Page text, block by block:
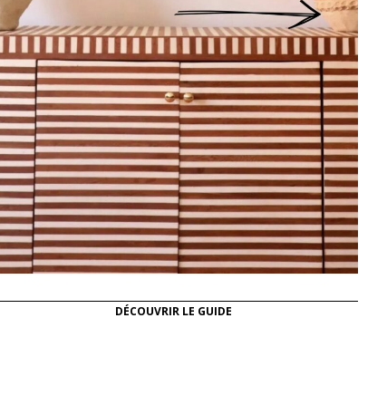
DÉCOUVRIR LE GUIDE